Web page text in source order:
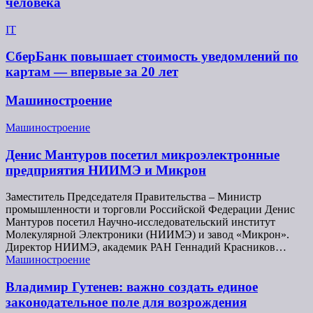
IT
СберБанк повышает стоимость уведомлений по
картам — впервые за 20 лет
Машиностроение
Машиностроение
Денис Мантуров посетил микроэлектронные
предприятия НИИМЭ и Микрон
Заместитель Председателя Правительства – Министр
промышленности и торговли Российской Федерации Денис
Мантуров посетил Научно-исследовательский институт
Молекулярной Электроники (НИИМЭ) и завод «Микрон».
Директор НИИМЭ, академик РАН Геннадий Красников…
Машиностроение
Владимир Гутенев: важно создать единое
законодательное поле для возрождения